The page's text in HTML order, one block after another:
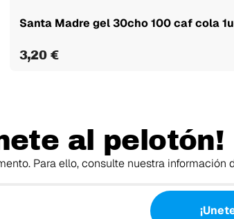
Santa Madre gel 30cho 100 caf cola
3,20 €
al pelotón!
Para ello, consulte nuestra información